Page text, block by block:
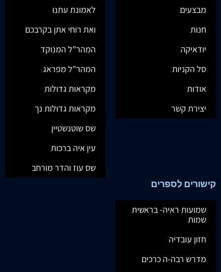
מבצעים
חנות
יודאיקה
סל הקניות
אודות
יצירת קשר
לאמונת עתנו
ואת רוחי אתן בקרבכם
המהר"ל המנוקד
המהר"ל מפראג
מקראות גדולות
מקראות גדולות נך
שס שוטנשטיין
עין איה ברכות
שס עוז והדר מורחב
קישורים לספרים
שמועות ראיה- בראשית
שמות
חזון עובדיה
מדרש רבה-ה כרכים